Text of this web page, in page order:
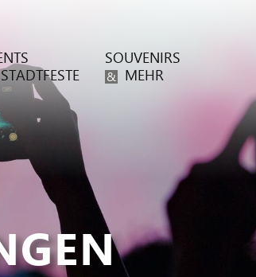
SOUVENIRS
& MEHR